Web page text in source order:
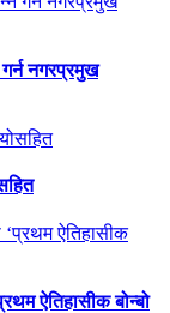
नगरप्रमुख
ऐतिहासीक बोन्बो